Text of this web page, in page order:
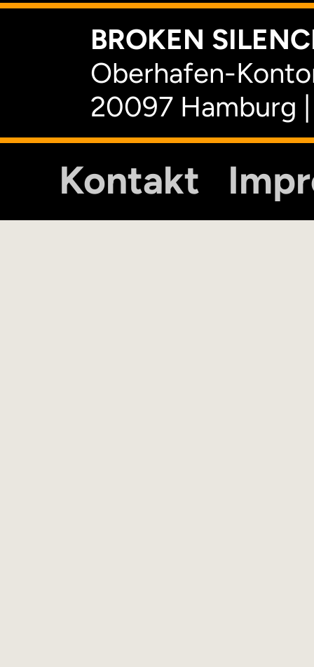
BROKEN
Oberhafen-
20097 Hamburg
Kontakt